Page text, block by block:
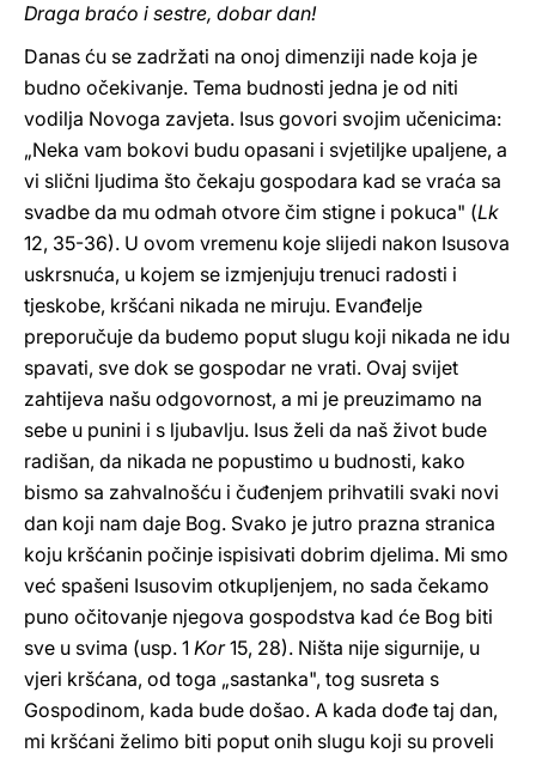
Draga braćo i sestre, dobar dan!
Danas ću se zadržati na onoj dimenziji nade koja je
budno očekivanje. Tema budnosti jedna je od niti
vodilja Novoga zavjeta. Isus govori svojim učenicima:
„Neka vam bokovi budu opasani i svjetiljke upaljene, a
vi slični ljudima što čekaju gospodara kad se vraća sa
svadbe da mu odmah otvore čim stigne i pokuca" (Lk
12, 35-36). U ovom vremenu koje slijedi nakon Isusova
uskrsnuća, u kojem se izmjenjuju trenuci radosti i
tjeskobe, kršćani nikada ne miruju. Evanđelje
preporučuje da budemo poput slugu koji nikada ne idu
spavati, sve dok se gospodar ne vrati. Ovaj svijet
zahtijeva našu odgovornost, a mi je preuzimamo na
sebe u punini i s ljubavlju. Isus želi da naš život bude
radišan, da nikada ne popustimo u budnosti, kako
bismo sa zahvalnošću i čuđenjem prihvatili svaki novi
dan koji nam daje Bog. Svako je jutro prazna stranica
koju kršćanin počinje ispisivati dobrim djelima. Mi smo
već spašeni Isusovim otkupljenjem, no sada čekamo
puno očitovanje njegova gospodstva kad će Bog biti
sve u svima (usp. 1 Kor15, 28). Ništa nije sigurnije, u
vjeri kršćana, od toga „sastanka", tog susreta s
Gospodinom, kada bude došao. A kada dođe taj dan,
mi kršćani želimo biti poput onih slugu koji su proveli